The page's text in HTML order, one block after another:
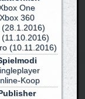
One
Xbox 360
(28.1.2016)
(11.10.2016)
(10.11.2016)
Koop